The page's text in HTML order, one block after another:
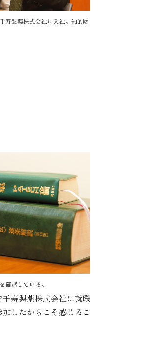
寿製薬株式会社に入社。知的財
確認している。
寿製薬株式会社に就職
したからこそ感じるこ